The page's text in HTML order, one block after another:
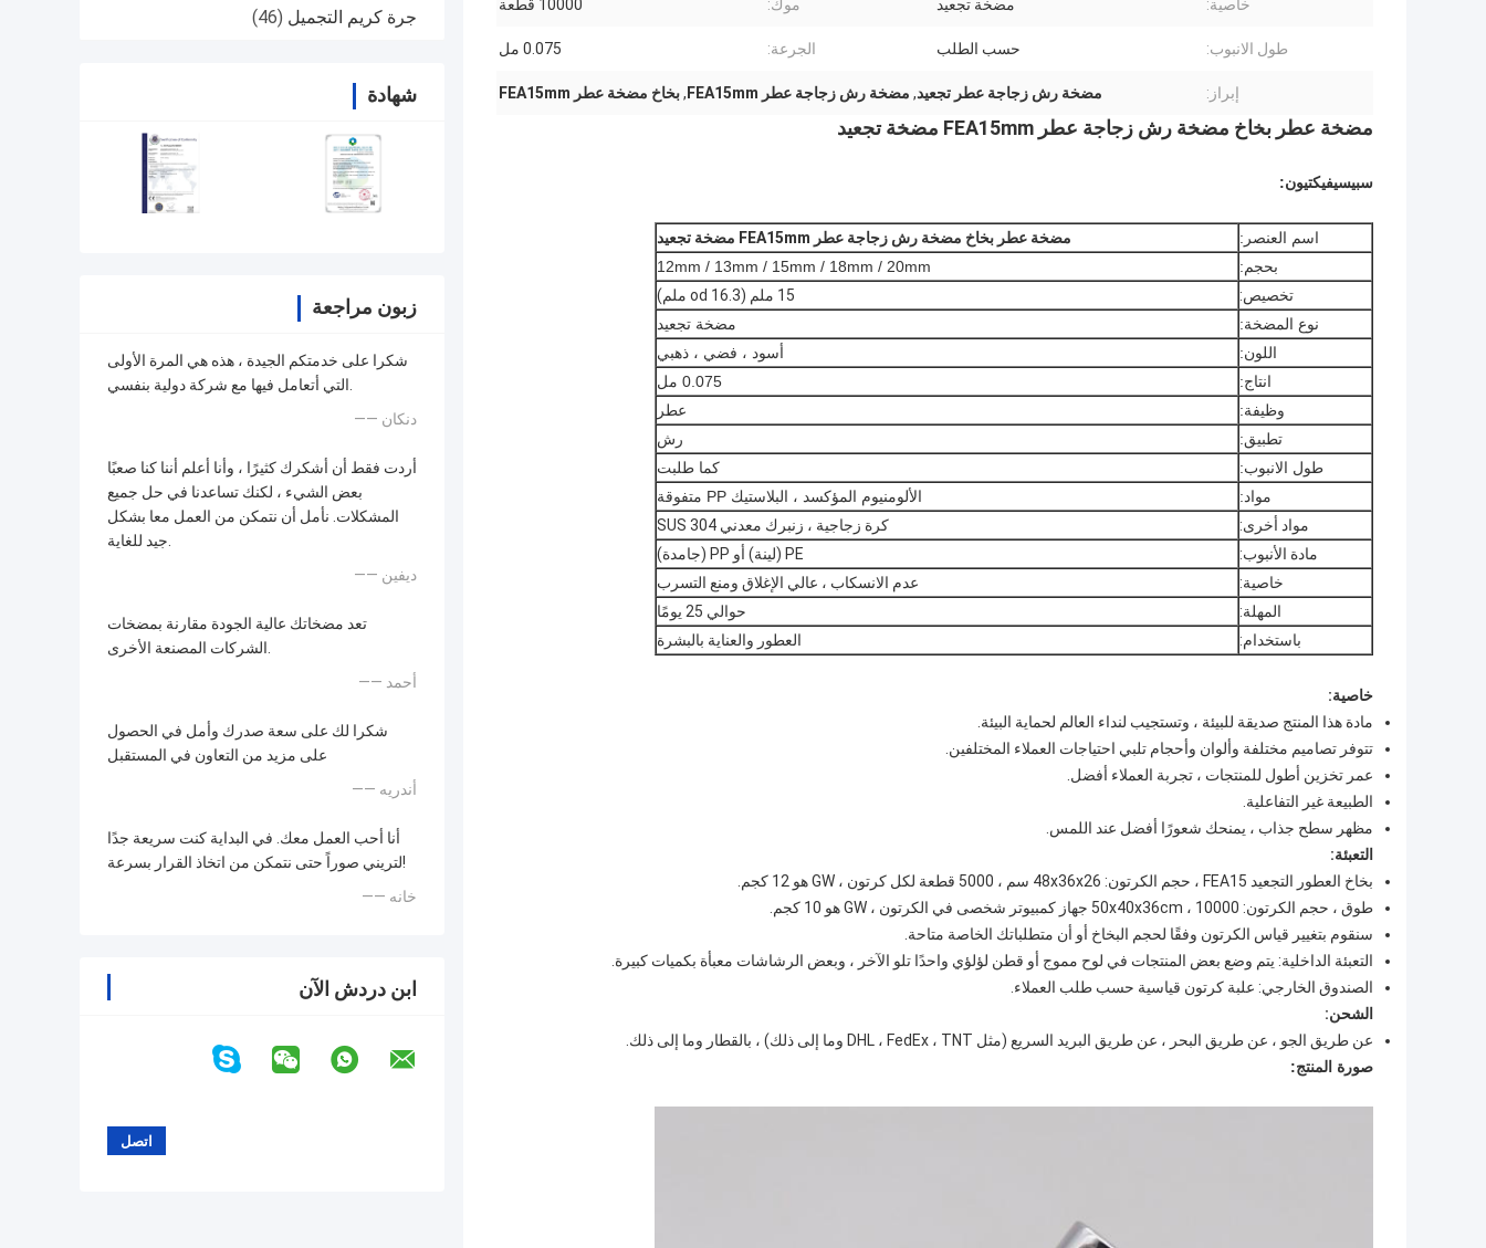
جرة كريم التجميل (46)
شهادة
زبون مراجعة
شكرا على خدمتكم الجيدة ، هذه هي المرة الأولى
التي أتعامل فيها مع شركة دولية بنفسي.
—— دنكان
أردت فقط أن أشكرك كثيرًا ، وأنا أعلم أننا كنا صعبًا
بعض الشيء ، لكنك تساعدنا في حل جميع
المشكلات. نأمل أن نتمكن من العمل معا بشكل
جيد للغاية.
—— ديفين
تعد مضخاتك عالية الجودة مقارنة بمضخات
الشركات المصنعة الأخرى.
—— أحمد
شكرا لك على سعة صدرك وأمل في الحصول
على مزيد من التعاون في المستقبل
—— أندريه
أنا أحب العمل معك. في البداية كنت سريعة جدًا
لتريني صوراً حتى نتمكن من اتخاذ القرار بسرعة!
—— خانه
ابن دردش الآن
خاصية: مضخة تجعيد موك: 10000 قطعة
طول الانبوب: حسب الطلب الجرعة: 0.075 مل
إبراز: مضخة رش زجاجة عطر تجعيد, مضخة رش زجاجة عطر FEA15mm ,بخاخ مضخة عطر FEA15mm
مضخة عطر بخاخ مضخة رش زجاجة عطر FEA15mm مضخة تجعيد
سبيسيفيكتيون:
اسم العنصر:
مضخة عطر بخاخ مضخة رش زجاجة عطر FEA15mm مضخة تجعيد
بحجم:
12mm / 13mm / 15mm / 18mm / 20mm
تخصيص:
15 ملم (od 16.3 ملم)
نوع المضخة:
مضخة تجعيد
اللون:
أسود ، فضي ، ذهبي
انتاج:
0.075 مل
وظيفة:
عطر
تطبيق:
رش
طول الانبوب:
كما طلبت
مواد:
الألومنيوم المؤكسد ، البلاستيك PP متفوقة
مواد أخرى:
كرة زجاجية ، زنبرك معدني SUS 304
مادة الأنبوب:
PE (لينة) أو PP (جامدة)
خاصية:
عدم الانسكاب ، عالي الإغلاق ومنع التسرب
المهلة:
حوالي 25 يومًا
باستخدام:
العطور والعناية بالبشرة
خاصية:
مادة هذا المنتج صديقة للبيئة ، وتستجيب لنداء العالم لحماية البيئة.
تتوفر تصاميم مختلفة وألوان وأحجام تلبي احتياجات العملاء المختلفين.
عمر تخزين أطول للمنتجات ، تجربة العملاء أفضل.
الطبيعة غير التفاعلية.
مظهر سطح جذاب ، يمنحك شعورًا أفضل عند اللمس.
التعبئة:
بخاخ العطور التجعيد FEA15 ، حجم الكرتون: 48x36x26 سم ، 5000 قطعة لكل كرتون ، GW هو 12 كجم.
طوق ، حجم الكرتون: 50x40x36cm ، 10000 جهاز كمبيوتر شخصى في الكرتون ، GW هو 10 كجم.
سنقوم بتغيير قياس الكرتون وفقًا لحجم البخاخ أو أن متطلباتك الخاصة متاحة.
التعبئة الداخلية: يتم وضع بعض المنتجات في لوح مموج أو قطن لؤلؤي واحدًا تلو الآخر ، وبعض الرشاشات معبأة بكميات كبيرة.
الصندوق الخارجي: علبة كرتون قياسية حسب طلب العملاء.
الشحن:
عن طريق الجو ، عن طريق البحر ، عن طريق البريد السريع (مثل DHL ، FedEx ، TNT وما إلى ذلك) ، بالقطار وما إلى ذلك.
صورة المنتج: